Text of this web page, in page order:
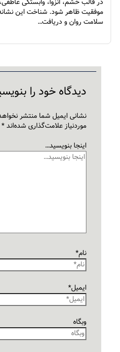
در قالب خشم، انزوا، وابستگی
موفقیت ظاهر شود. شناخت این
سلامت روان و دریافت…
دیدگاه‌ خود را
نشانی ایمیل شما منتشر
موردنیاز علامت‌گذاری شده‌اند*
اینجا بنویسید…
نام*
ایمیل*
وبگاه